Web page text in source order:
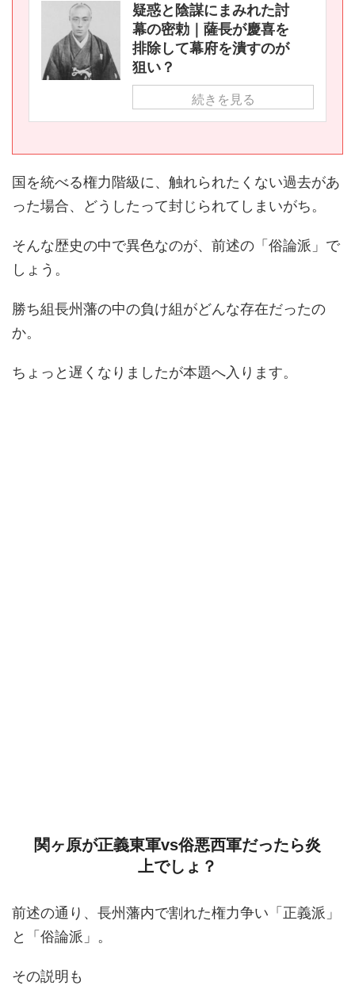
疑惑と陰謀にまみれた討
幕の密勅｜薩長が慶喜を
排除して幕府を潰すのが
狙い？
続きを見る
国を統べる権力階級に、触れられたくない過去があ
った場合、どうしたって封じられてしまいがち。
そんな歴史の中で異色なのが、前述の「俗論派」で
しょう。
勝ち組長州藩の中の負け組がどんな存在だったの
か。
ちょっと遅くなりましたが本題へ入ります。
関ヶ原が正義東軍vs俗悪西軍だったら炎
上でしょ？
前述の通り、長州藩内で割れた権力争い「正義派」
と「俗論派」。
その説明も